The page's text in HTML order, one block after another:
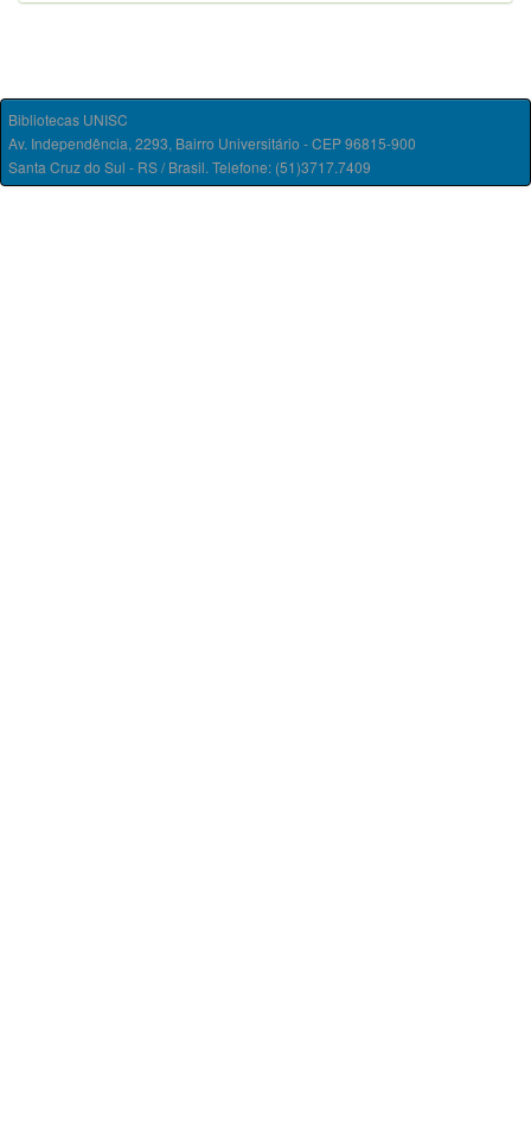
Bibliotecas UNISC
Av. Independência, 2293, Bairro Universitário - CEP 96815-900
Santa Cruz do Sul - RS / Brasil. Telefone: (51)3717.7409